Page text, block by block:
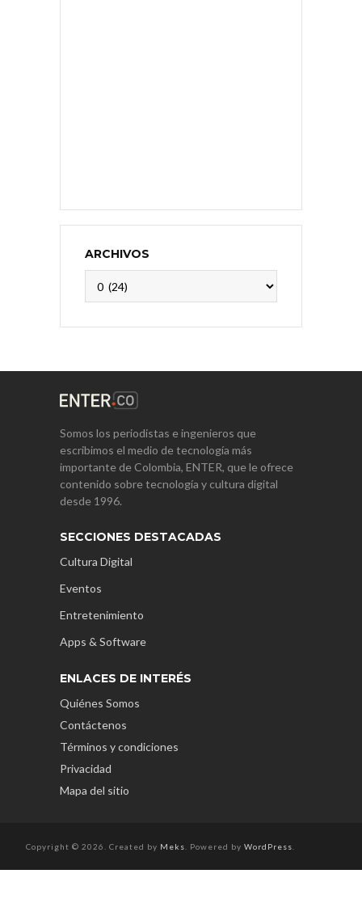
ARCHIVOS
Somos los periodistas e ingenieros que
escribimos el medio de tecnología más
importante de Colombia, ENTER, que le ofrece
contenido sobre tecnología y cultura digital
desde 1996.
SECCIONES DESTACADAS
Cultura Digital
Eventos
Entretenimiento
Apps & Software
ENLACES DE INTERÉS
Quiénes Somos
Contáctenos
Términos y condiciones
Privacidad
Mapa del sitio
Copyright © 2026. Created by Meks . Powered by WordPress